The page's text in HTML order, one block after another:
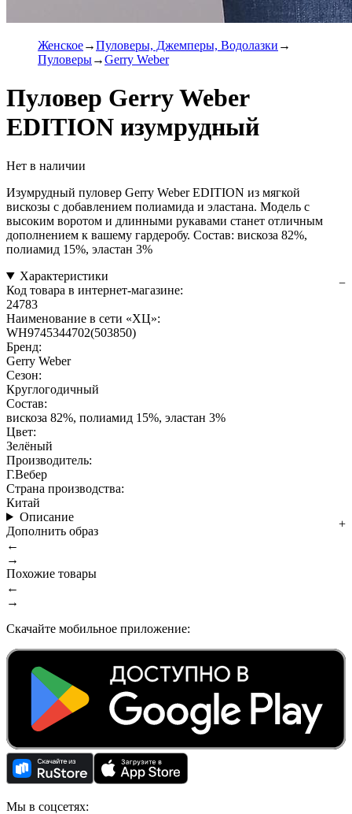
Женское
Пуловеры, Джемперы, Водолазки
Пуловеры
Gerry Weber
Пуловер Gerry Weber
EDITION изумрудный
Нет в наличии
Изумрудный пуловер Gerry Weber EDITION из мягкой
вискозы с добавлением полиамида и эластана. Модель с
высоким воротом и длинными рукавами станет отличным
дополнением к вашему гардеробу. Состав: вискоза 82%,
полиамид 15%, эластан 3%
Характеристики
Код товара в интернет-магазине:
24783
Наименование в сети «ХЦ»:
WH9745344702(503850)
Бренд:
Gerry Weber
Сезон:
Круглогодичный
Состав:
вискоза 82%, полиамид 15%, эластан 3%
Цвет:
Зелёный
Производитель:
Г.Вебер
Страна производства:
Китай
Описание
Дополнить образ
←
→
Похожие товары
←
→
Скачайте мобильное приложение:
Мы в соцсетях: